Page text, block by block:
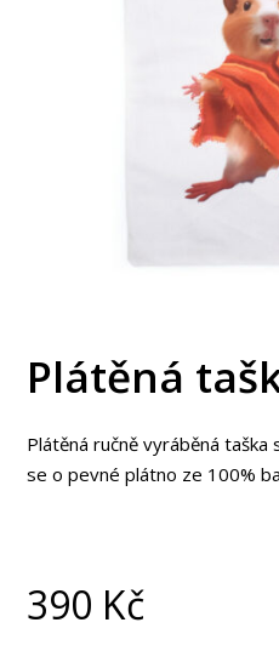
Plátěná
Plátěná ručně vyráběná taška
se o pevné plátno ze 100%
390 Kč